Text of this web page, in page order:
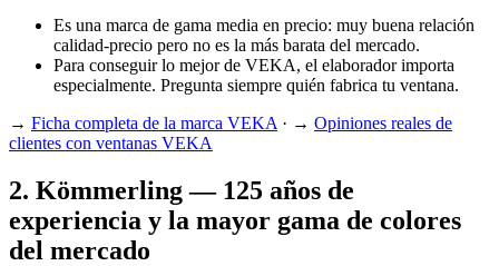
Es una marca de gama media en precio: muy buena relación
calidad-precio pero no es la más barata del mercado.
Para conseguir lo mejor de VEKA, el elaborador importa
especialmente. Pregunta siempre quién fabrica tu ventana.
→ Ficha completa de la marca VEKA · → Opiniones reales de
clientes con ventanas VEKA
2. Kömmerling — 125 años de
experiencia y la mayor gama de colores
del mercado